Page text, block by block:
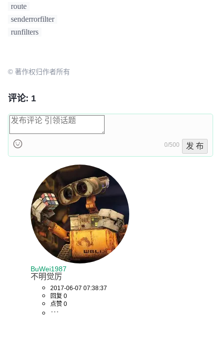
route
senderrorfilter
runfilters
© 著作权归作者所有
评论: 1
0/500 发 布
BuWei1987
不明觉厉
2017-06-07 07:38:37
回复 0
点赞 0